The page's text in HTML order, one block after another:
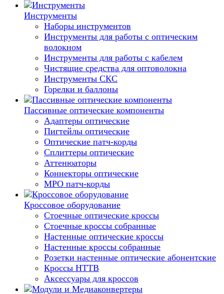
Инструменты
Наборы инструментов
Инструменты для работы с оптическим
волокном
Инструменты для работы с кабелем
Чистящие средства для оптоволокна
Инструменты СКС
Горелки и баллоны
Пассивные оптические компоненты
Адаптеры оптические
Пигтейлы оптические
Оптические патч-корды
Сплиттеры оптические
Аттенюаторы
Коннекторы оптические
MPO патч-корды
Кроссовое оборудование
Стоечные оптические кроссы
Стоечные кроссы собранные
Настенные оптические кроссы
Настенные кроссы собранные
Розетки настенные оптические абонентские
Кроссы HTTB
Аксессуары для кроссов